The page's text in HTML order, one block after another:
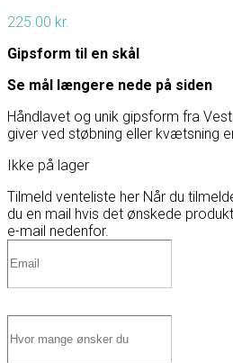
225.00 kr.
Gipsform til en skål
Se mål længere nede på siden
Håndlavet og unik gipsform fra
giver ved støbning eller kvætsning
Ikke på lager
Tilmeld venteliste her Når du
du en mail hvis det ønskede
e-mail nedenfor.